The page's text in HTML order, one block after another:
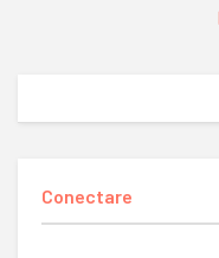
Conectare